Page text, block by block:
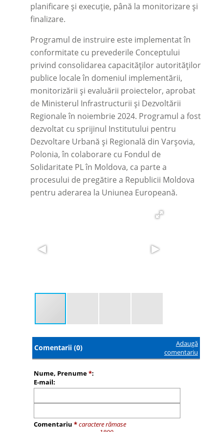
planificare și execuție, până la monitorizare și
finalizare.
Programul de instruire este implementat în
conformitate cu prevederile Conceptului
privind consolidarea capacităților autorităților
publice locale în domeniul implementării,
monitorizării și evaluării proiectelor, aprobat
de Ministerul Infrastructurii și Dezvoltării
Regionale în noiembrie 2024. Programul a fost
dezvoltat cu sprijinul Institutului pentru
Dezvoltare Urbană și Regională din Varșovia,
Polonia, în colaborare cu Fondul de
Solidaritate PL în Moldova, ca parte a
procesului de pregătire a Republicii Moldova
pentru aderarea la Uniunea Europeană.
Comentarii (0)
Adaugă
comentariu
Nume, Prenume*:
E-mail:
Comentariu *caractere rămase